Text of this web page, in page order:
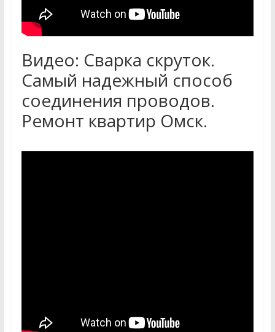
Видео: Сварка скруток.
Самый надежный способ
соединения проводов.
Ремонт квартир Омск.